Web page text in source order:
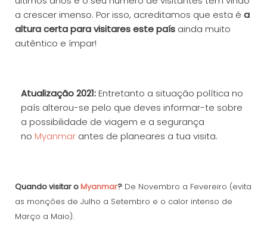
a crescer imenso. Por isso, acreditamos que esta é a
altura certa para visitares este país ainda muito
autêntico e ímpar!
Atualização 2021:Entretanto a situação política no
país alterou-se pelo que deves informar-te sobre
a possibilidade de viagem e a segurança
no Myanmar antes de planeares a tua visita.
Quando visitar oMyanmar? De Novembro a Fevereiro (evita
as monções de Julho a Setembro e o calor intenso de
Março a Maio).